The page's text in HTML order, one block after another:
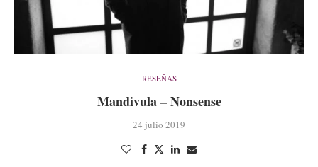
RESEÑAS
Mandivula – Nonsense
24 julio 2019